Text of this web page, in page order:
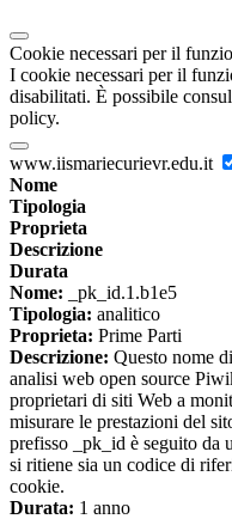
Cookie necessari per il
I cookie necessari per il
disabilitati. È possibile
policy.
www.iismariecurievr.edu.it
Nome
Tipologia
Proprieta
Descrizione
Durata
Nome: _pk_id.1.b1e5
Tipologia: analitico
Proprieta: Prime Parti
Descrizione: Questo nome
analisi web open source
proprietari di siti Web a
misurare le prestazioni del
prefisso _pk_id è seguito da
si ritiene sia un codice di
cookie.
Durata: 1 anno